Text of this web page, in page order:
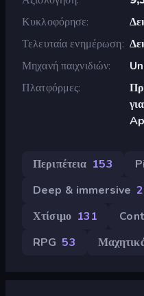
Κυκλοφόρησε
Τελευταία ενημέρωση
Μηχανή παιχνιδιών
Πλατφόρμες
Περιπέτεια 153
Deep & immersive
Χτίσιμο 131
RPG 53